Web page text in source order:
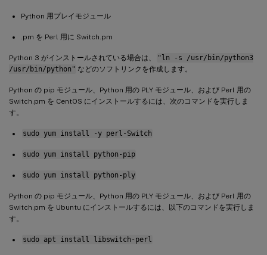
Python 用プレイモジュール
.pm を Perl 用に Switch.pm
Python 3 がインストールされている場合は、
"ln -s /usr/bin/python3
/usr/bin/python" などのソフトリンクを作成します。
Python の pip モジュール、Python 用の PLY モジュール、および Perl 用の
Switch.pm を CentOS にインストールするには、次のコマンドを実行しま
す。
sudo yum install -y perl-Switch
sudo yum install python-pip
sudo yum install python-ply
Python の pip モジュール、Python 用の PLY モジュール、および Perl 用の
Switch.pm を Ubuntu にインストールするには、以下のコマンドを実行しま
す。
sudo apt install libswitch-perl